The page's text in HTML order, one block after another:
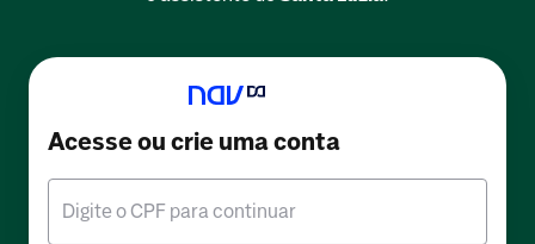
Acesse ou crie uma conta
Digite o CPF para continuar